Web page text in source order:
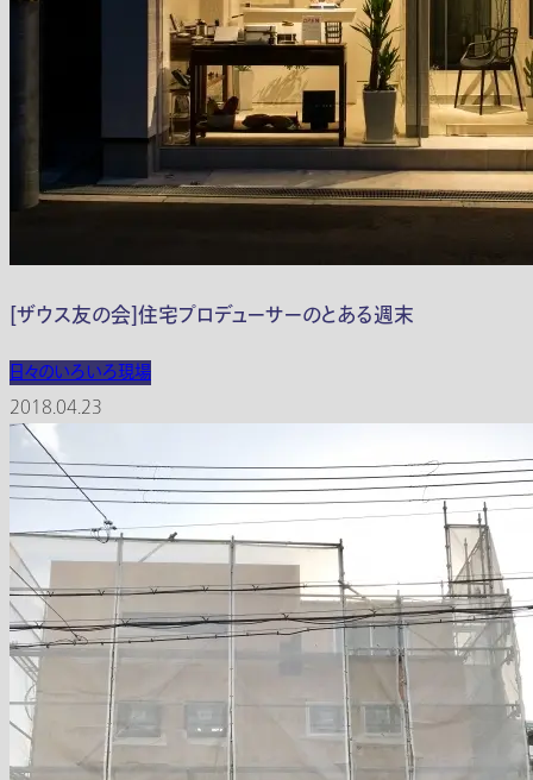
[ザウス友の会]住宅プロデューサーのとある週末
日々のいろいろ現場
2018.04.23